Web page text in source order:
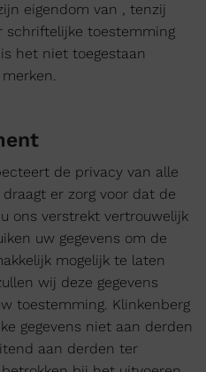
eigendom van , tenzij
schriftelijke toestemming
het niet toegestaan
de privacy van alle
er zorg voor dat de
ons verstrekt vertrouwelijk
uw gegevens om de
mogelijk te laten
wij deze gegevens
toestemming. Klinkenberg
gegevens niet aan derden
aan derden ter